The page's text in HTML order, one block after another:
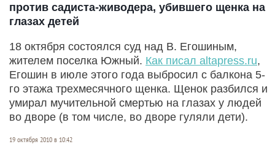
против садиста-живодера, убившего щенка на
глазах детей
18 октября состоялся суд над В. Егошиным,
жителем поселка Южный. Как писал altapress.ru,
Егошин в июле этого года выбросил с балкона 5-
го этажа трехмесячного щенка. Щенок разбился и
умирал мучительной смертью на глазах у людей
во дворе (в том числе, во дворе гуляли дети).
19 октября 2010 в 10:42